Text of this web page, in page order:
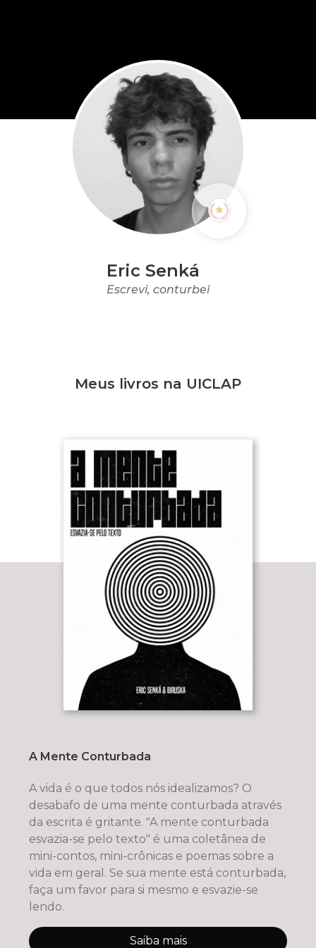
Eric Senká
Escrevi, conturbei
Meus livros na UICLAP
A Mente Conturbada
​A vida é o que todos nós idealizamos? O
desabafo de uma mente conturbada através
da escrita é gritante. ​"A mente conturbada
esvazia-se pelo texto" é uma coletânea de
mini-contos, mini-crônicas e poemas sobre a
vida em geral. Se sua mente está conturbada,
faça um favor para si mesmo e esvazie-se
lendo.
Saiba mais